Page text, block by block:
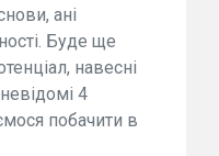
ані
Буде ще
навесні
4
побачити в